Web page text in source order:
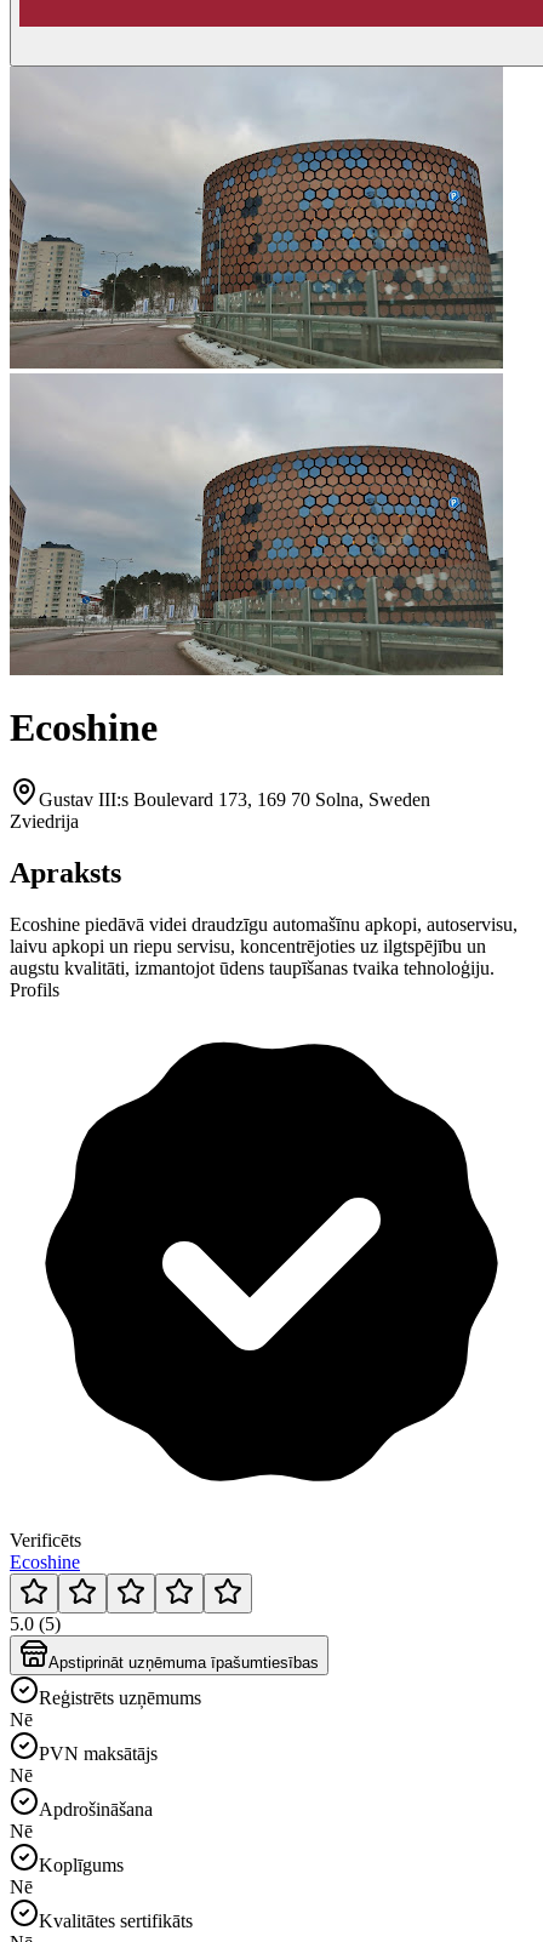
Ecoshine
Gustav III:s Boulevard 173, 169 70 Solna, Sweden
Zviedrija
Apraksts
Ecoshine piedāvā videi draudzīgu automašīnu apkopi, autoservisu,
laivu apkopi un riepu servisu, koncentrējoties uz ilgtspējību un
augstu kvalitāti, izmantojot ūdens taupīšanas tvaika tehnoloģiju.
Profils
Verificēts
Ecoshine
5.0 (5)
Apstiprināt uzņēmuma īpašumtiesības
Reģistrēts uzņēmums
Nē
PVN maksātājs
Nē
Apdrošināšana
Nē
Koplīgums
Nē
Kvalitātes sertifikāts